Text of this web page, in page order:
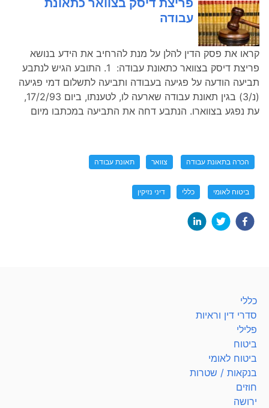
עבודה
קראו את פסק הדין להלן על מנת להרחיב את הידע בנושא
פריצת דיסק בצוואר כתאונת עבודה: 1. התובע הגיש לנתבע
תביעה הודעה על פגיעה בעבודה ותביעה לתשלום דמי פגיעה
(נ/3) בגין תאונת עבודה שארעה לו, לטענתו, ביום 17/2/93,
עת נפגע בצווארו. הנתבע דחה את התביעה במכתבו מיום
הכרה בתאונת עבודה צוואר תאונת עבודה
ביטוח לאומי כללי דיני נזיקין
כללי
סדרי דין וראיות
פלילי
ביטוח
ביטוח לאומי
בנקאות / שטרות
חוזים
ירושה